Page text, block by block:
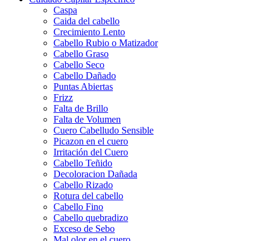
Caspa
Caida del cabello
Crecimiento Lento
Cabello Rubio o Matizador
Cabello Graso
Cabello Seco
Cabello Dañado
Puntas Abiertas
Frizz
Falta de Brillo
Falta de Volumen
Cuero Cabelludo Sensible
Picazon en el cuero
Irritación del Cuero
Cabello Teñido
Decoloracion Dañada
Cabello Rizado
Rotura del cabello
Cabello Fino
Cabello quebradizo
Exceso de Sebo